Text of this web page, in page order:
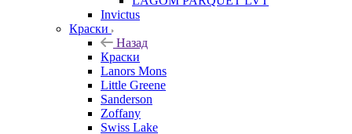
Invictus
Краски
Назад
Краски
Lanors Mons
Little Greene
Sanderson
Zoffany
Swiss Lake